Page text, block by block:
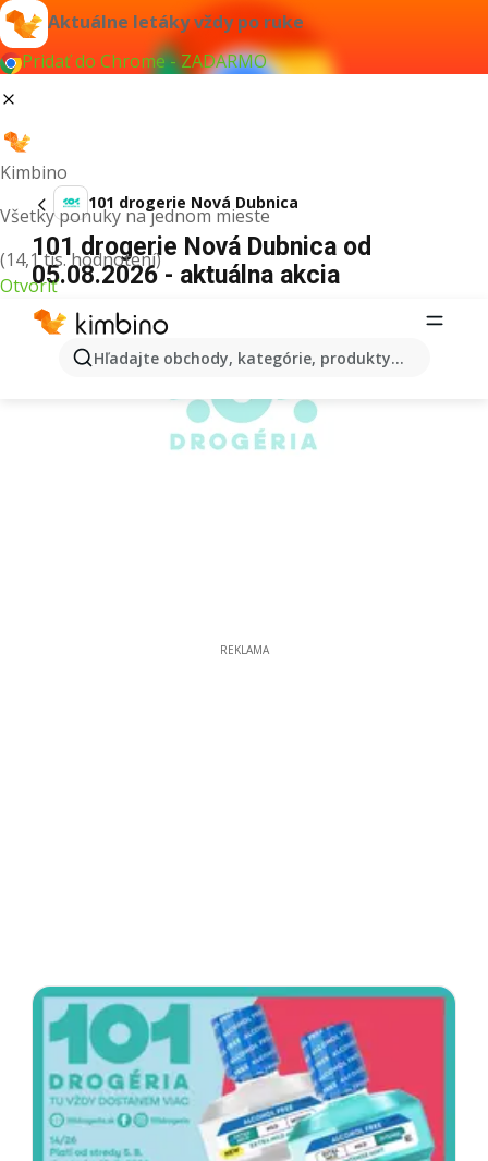
Aktuálne letáky vždy po ruke
Pridať do Chrome - ZADARMO
Kimbino
Všetky ponuky na jednom mieste
(14,1 tis. hodnotení)
Otvoriť
Hľadajte obchody, kategórie, produkty...
101 drogerie Nová Dubnica
101 drogerie Nová Dubnica od
05.08.2026 - aktuálna akcia
REKLAMA